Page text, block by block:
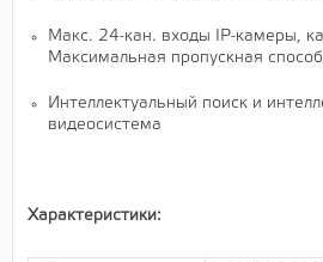
Макс. 24-кан. входы IP-камеры,
Максимальная пропускная
Интеллектуальный поиск и
видеосистема
Характеристики: